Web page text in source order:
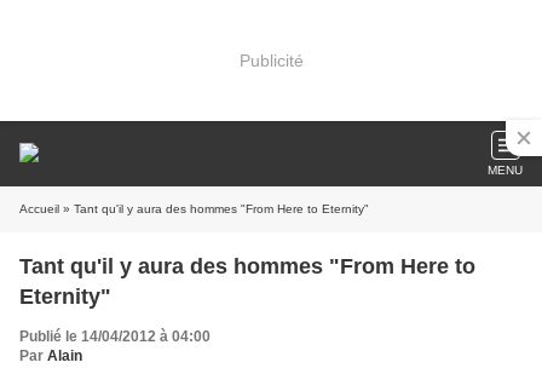
Publicité
MENU
Accueil » Tant qu'il y aura des hommes "From Here to Eternity"
Tant qu'il y aura des hommes "From Here to
Eternity"
Publié le 14/04/2012 à 04:00
Par Alain